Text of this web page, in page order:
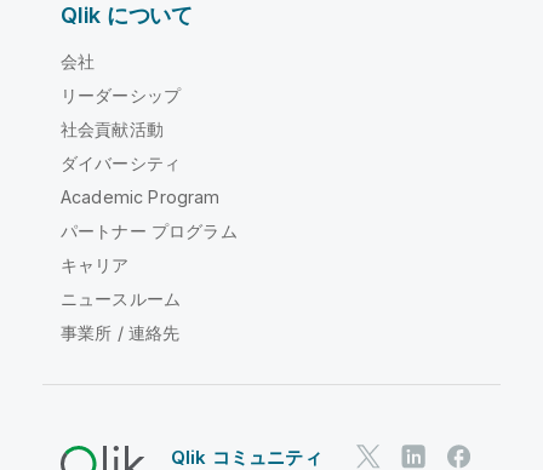
Qlik について
会社
リーダーシップ
社会貢献活動
ダイバーシティ
Academic Program
パートナー プログラム
キャリア
ニュースルーム
事業所 / 連絡先
Qlik コミュニティ